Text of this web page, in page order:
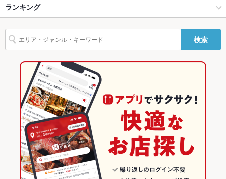
バリアフリ
ー
なし ：お客様のお力になれるよう対応させて頂きます。体の不
自由な方もお気軽にご相談ください。
駐車場 なし ：近くにコインパーキングがございます。
その他設備
誕生日や記念日、歓送迎会などのお手伝いもさせていただきま
す♪お気軽にご相談下さい
飲み放題 あり ：飲み放題プランは980円(税込)～ご用意♪
食べ放題 あり ：食べ放題プランは3000円(税込)～ご用意♪
カクテル充実、焼酎充実、日本酒充実
お子様連れ
お子様連れOK ：広々として造りになっているのでベビーカー
も安心♪
新宿 × 焼肉
新宿駅 × 焼肉・ホルモン
新宿駅 × 焼肉
新宿 × 居酒屋
新宿 × 和風
新宿駅 × 居酒屋
新宿東口 × 焼肉
新宿東口 × 居酒屋
新宿東口 × 和風
東京 × 焼肉・ホルモン
東京 × 焼肉
東京 × 居酒屋
東京 × 和風
新宿西口駅
西武新宿駅
馬刺し エビ料理
ランキング
東京のグルメランキング
東京の焼肉・ホルモンランキング
新宿のグルメランキング
新宿の焼肉・ホルモンランキング
新宿東口のグルメランキング
新宿東口の焼肉・ホルモンランキング
検索